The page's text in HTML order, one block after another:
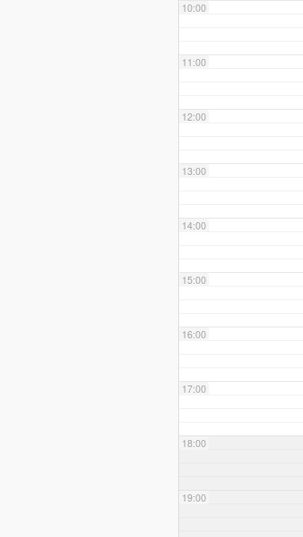
10:00
11:00
12:00
13:00
14:00
15:00
16:00
17:00
18:00
19:00